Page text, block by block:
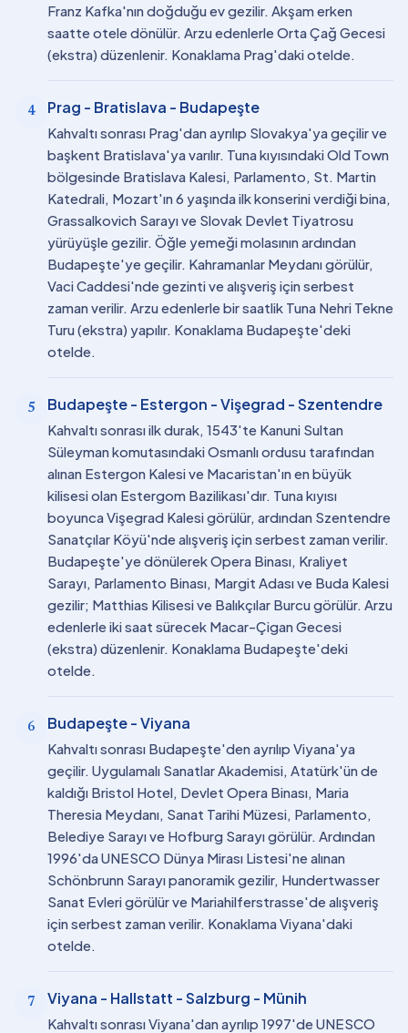
Franz Kafka'nın doğduğu ev gezilir. Akşam erken
saatte otele dönülür. Arzu edenlerle Orta Çağ Gecesi
(ekstra) düzenlenir. Konaklama Prag'daki otelde.
4 Prag - Bratislava - Budapeşte
Kahvaltı sonrası Prag'dan ayrılıp Slovakya'ya geçilir ve
başkent Bratislava'ya varılır. Tuna kıyısındaki Old Town
bölgesinde Bratislava Kalesi, Parlamento, St. Martin
Katedrali, Mozart'ın 6 yaşında ilk konserini verdiği bina,
Grassalkovich Sarayı ve Slovak Devlet Tiyatrosu
yürüyüşle gezilir. Öğle yemeği molasının ardından
Budapeşte'ye geçilir. Kahramanlar Meydanı görülür,
Vaci Caddesi'nde gezinti ve alışveriş için serbest
zaman verilir. Arzu edenlerle bir saatlik Tuna Nehri Tekne
Turu (ekstra) yapılır. Konaklama Budapeşte'deki
otelde.
5 Budapeşte - Estergon - Vişegrad - Szentendre
Kahvaltı sonrası ilk durak, 1543'te Kanuni Sultan
Süleyman komutasındaki Osmanlı ordusu tarafından
alınan Estergon Kalesi ve Macaristan'ın en büyük
kilisesi olan Estergom Bazilikası'dır. Tuna kıyısı
boyunca Vişegrad Kalesi görülür, ardından Szentendre
Sanatçılar Köyü'nde alışveriş için serbest zaman verilir.
Budapeşte'ye dönülerek Opera Binası, Kraliyet
Sarayı, Parlamento Binası, Margit Adası ve Buda Kalesi
gezilir; Matthias Kilisesi ve Balıkçılar Burcu görülür. Arzu
edenlerle iki saat sürecek Macar-Çigan Gecesi
(ekstra) düzenlenir. Konaklama Budapeşte'deki
otelde.
6 Budapeşte - Viyana
Kahvaltı sonrası Budapeşte'den ayrılıp Viyana'ya
geçilir. Uygulamalı Sanatlar Akademisi, Atatürk'ün de
kaldığı Bristol Hotel, Devlet Opera Binası, Maria
Theresia Meydanı, Sanat Tarihi Müzesi, Parlamento,
Belediye Sarayı ve Hofburg Sarayı görülür. Ardından
1996'da UNESCO Dünya Mirası Listesi'ne alınan
Schönbrunn Sarayı panoramik gezilir, Hundertwasser
Sanat Evleri görülür ve Mariahilferstrasse'de alışveriş
için serbest zaman verilir. Konaklama Viyana'daki
otelde.
7 Viyana - Hallstatt - Salzburg - Münih
Kahvaltı sonrası Viyana'dan ayrılıp 1997'de UNESCO